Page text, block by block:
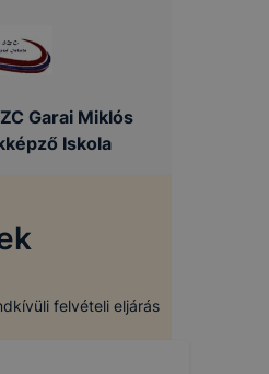
Garai Miklós
Iskola
felvételi eljárás